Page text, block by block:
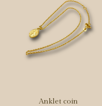
Anklet coin